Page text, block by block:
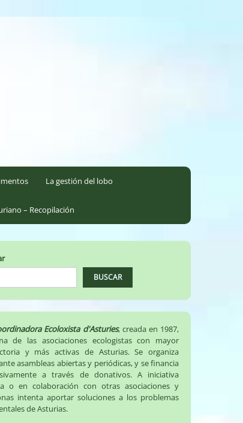
La gestión del lobo
– Recopilación
BUSCAR
Ecoloxista d'Asturies, creada en 1987,
de las asociaciones ecologistas con mayor
y más activas de Asturias. Se organiza
asambleas abiertas y periódicas, y se financia
a través de donativos. A iniciativa
o en colaboración con otras asociaciones y
intenta aportar soluciones a los problemas
de Asturias.